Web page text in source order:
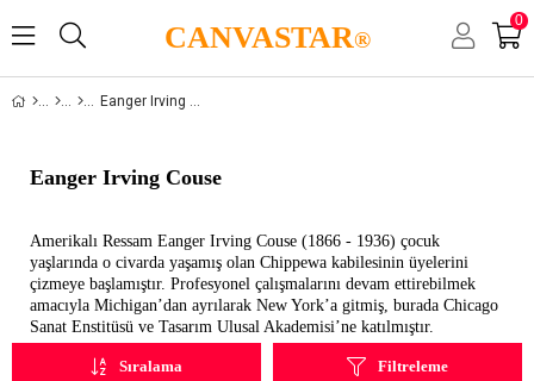
CANVASTAR®
0
Eanger Irving Couse
Eanger Irving Couse
Amerikalı Ressam Eanger Irving Couse (1866 - 1936) çocuk
yaşlarında o civarda yaşamış olan Chippewa kabilesinin üyelerini
çizmeye başlamıştır. Profesyonel çalışmalarını devam ettirebilmek
amacıyla Michigan’dan ayrılarak New York’a gitmiş, burada Chicago
Sanat Enstitüsü ve Tasarım Ulusal Akademisi’ne katılmıştır.
Filtreleme
Sıralama